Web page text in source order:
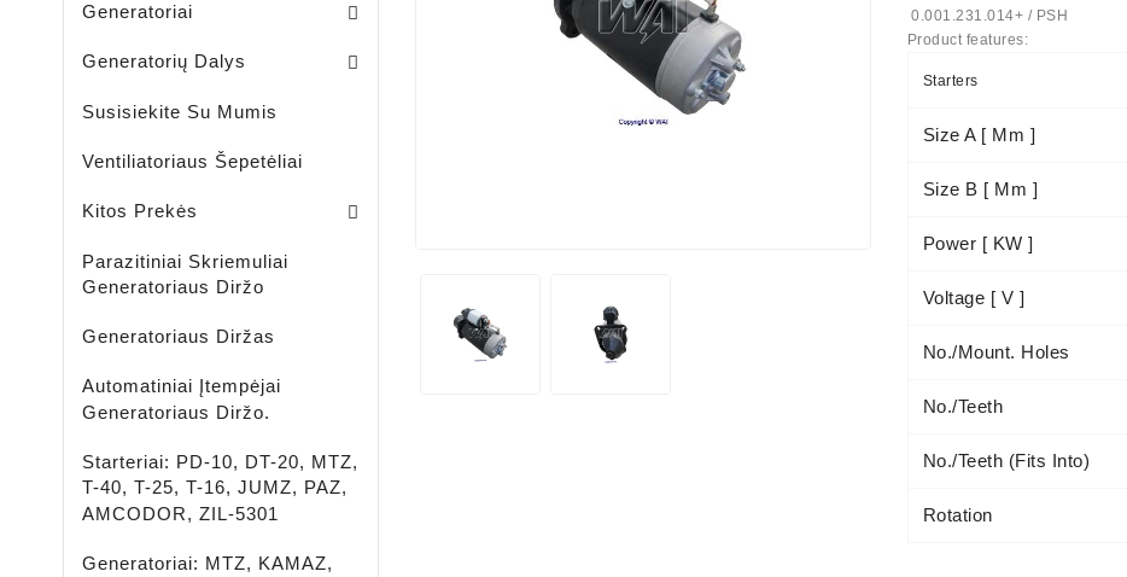
Generatoriai
Generatorių Dalys
Susisiekite Su Mumis
Ventiliatoriaus Šepetėliai
Kitos Prekės
Parazitiniai Skriemuliai
Generatoriaus Diržo
Generatoriaus Diržas
Automatiniai Įtempėjai
Generatoriaus Diržo.
Starteriai: PD-10, DT-20, MTZ,
T-40, T-25, T-16, JUMZ, PAZ,
AMCODOR, ZIL-5301
Generatoriai: MTZ, KAMAZ,
0.001.231.014+ / PSH
Product features:
Starters
Size A [ Mm ]
Size B [ Mm ]
Power [ KW ]
Voltage [ V ]
No./mount. Holes
No./teeth
No./teeth (fits Into)
Rotation